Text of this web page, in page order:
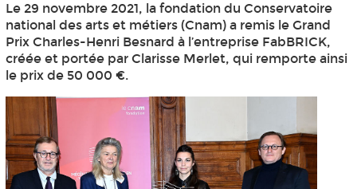
Le 29 novembre 2021, la fondation du Conservatoire
national des arts et métiers (Cnam) a remis le Grand
Prix Charles-Henri Besnard à l’entreprise FabBRICK,
créée et portée par Clarisse Merlet, qui remporte ainsi
le prix de 50 000 €.